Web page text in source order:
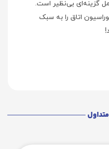
گزینه‌ای بی‌نظیر است.
اتاق را به سبک